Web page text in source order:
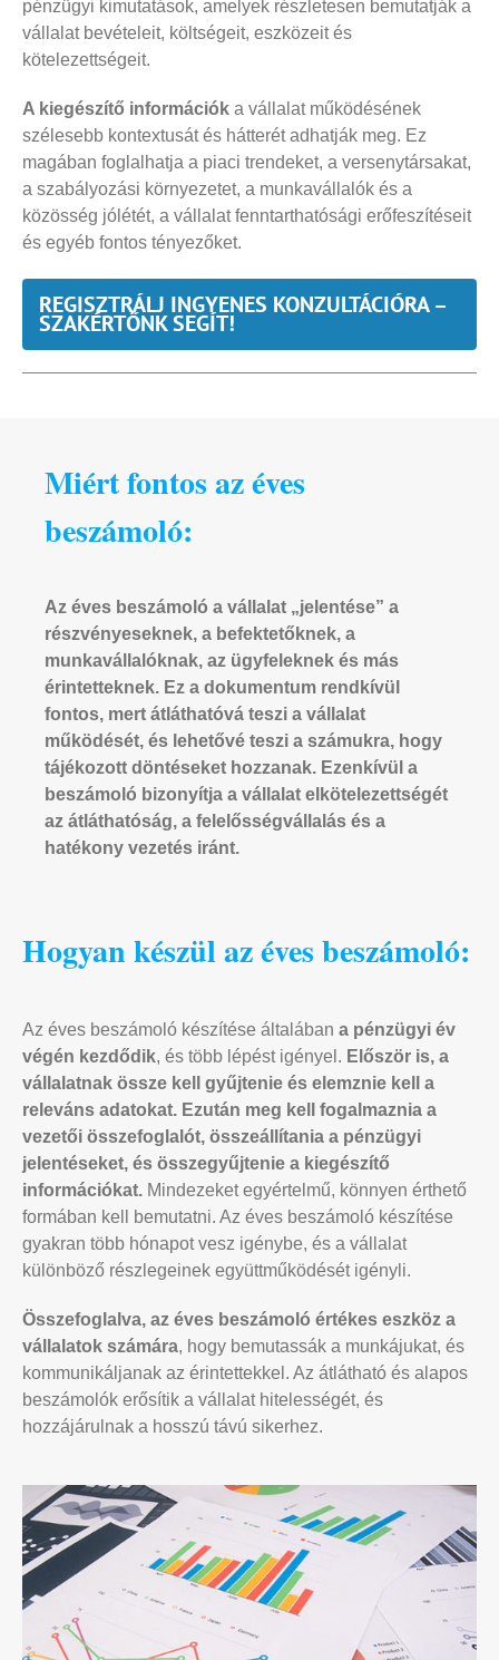
pénzügyi kimutatások, amelyek részletesen bemutatják a
vállalat bevételeit, költségeit, eszközeit és
kötelezettségeit.
A kiegészítő információka vállalat működésének
szélesebb kontextusát és hátterét adhatják meg. Ez
magában foglalhatja a piaci trendeket, a versenytársakat,
a szabályozási környezetet, a munkavállalók és a
közösség jólétét, a vállalat fenntarthatósági erőfeszítéseit
és egyéb fontos tényezőket.
REGISZTRÁLJ INGYENES KONZULTÁCIÓRA –
SZAKÉRTŐNK SEGÍT!
Miért fontos az éves
beszámoló:
Az éves beszámoló a vállalat „jelentése” a
részvényeseknek, a befektetőknek, a
munkavállalóknak, az ügyfeleknek és más
érintetteknek. Ez a dokumentum rendkívül
fontos, mert átláthatóvá teszi a vállalat
működését, és lehetővé teszi a számukra, hogy
tájékozott döntéseket hozzanak. Ezenkívül a
beszámoló bizonyítja a vállalat elkötelezettségét
az átláthatóság, a felelősségvállalás és a
hatékony vezetés iránt.
Hogyan készül az éves beszámoló:
Az éves beszámoló készítése általában a pénzügyi év
végén kezdődik, és több lépést igényel. Először is, a
vállalatnak össze kell gyűjtenie és elemznie kell a
releváns adatokat. Ezután meg kell fogalmaznia a
vezetői összefoglalót, összeállítania a pénzügyi
jelentéseket, és összegyűjtenie a kiegészítő
információkat.Mindezeket egyértelmű, könnyen érthető
formában kell bemutatni. Az éves beszámoló készítése
gyakran több hónapot vesz igénybe, és a vállalat
különböző részlegeinek együttműködését igényli.
Összefoglalva, az éves beszámoló értékes eszköz a
vállalatok számára, hogy bemutassák a munkájukat, és
kommunikáljanak az érintettekkel. Az átlátható és alapos
beszámolók erősítik a vállalat hitelességét, és
hozzájárulnak a hosszú távú sikerhez.